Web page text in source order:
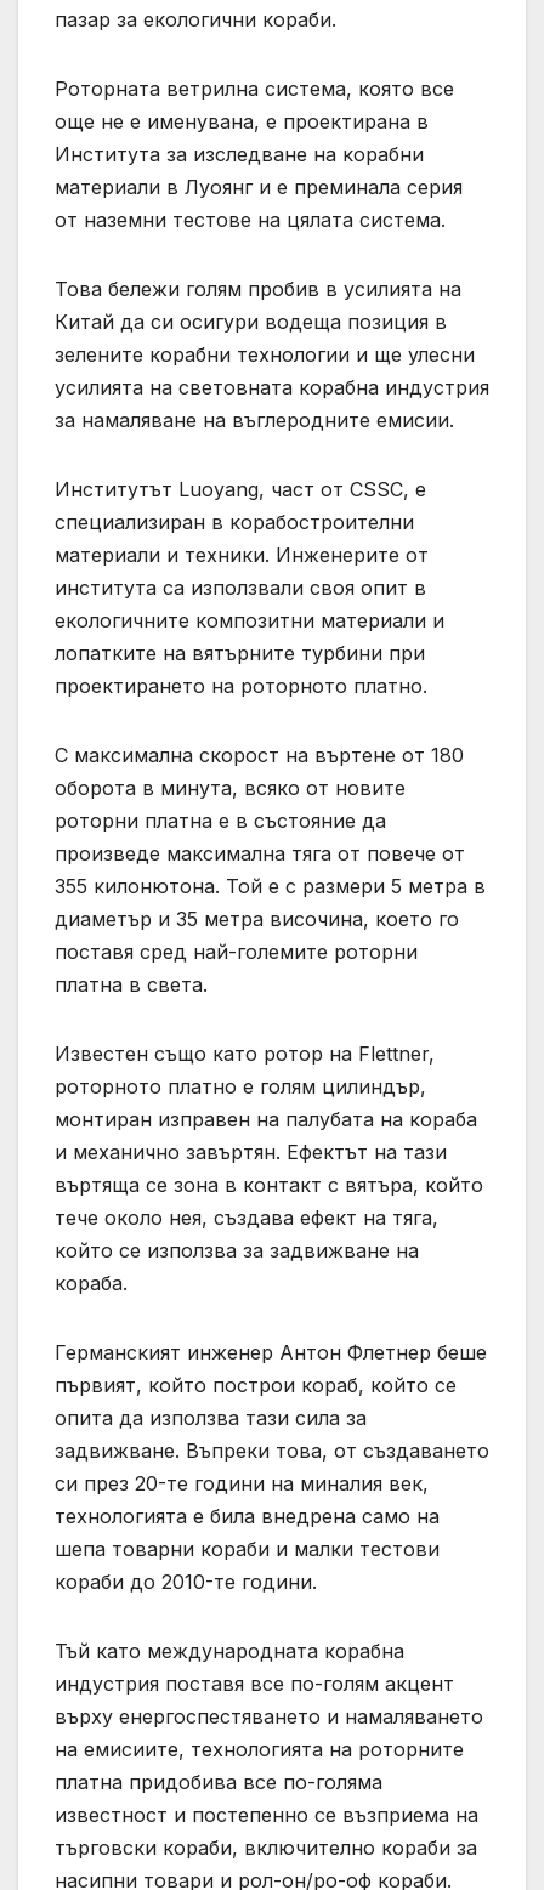
пазар за екологични кораби.
Роторната ветрилна система, която все
още не е именувана, е проектирана в
Института за изследване на корабни
материали в Луоянг и е преминала серия
от наземни тестове на цялата система.
Това бележи голям пробив в усилията на
Китай да си осигури водеща позиция в
зелените корабни технологии и ще улесни
усилията на световната корабна индустрия
за намаляване на въглеродните емисии.
Институтът Luoyang, част от CSSC, е
специализиран в корабостроителни
материали и техники. Инженерите от
института са използвали своя опит в
екологичните композитни материали и
лопатките на вятърните турбини при
проектирането на роторното платно.
С максимална скорост на въртене от 180
оборота в минута, всяко от новите
роторни платна е в състояние да
произведе максимална тяга от повече от
355 килонютона. Той е с размери 5 метра в
диаметър и 35 метра височина, което го
поставя сред най-големите роторни
платна в света.
Известен също като ротор на Flettner,
роторното платно е голям цилиндър,
монтиран изправен на палубата на кораба
и механично завъртян. Ефектът на тази
въртяща се зона в контакт с вятъра, който
тече около нея, създава ефект на тяга,
който се използва за задвижване на
кораба.
Германският инженер Антон Флетнер беше
първият, който построи кораб, който се
опита да използва тази сила за
задвижване. Въпреки това, от създаването
си през 20-те години на миналия век,
технологията е била внедрена само на
шепа товарни кораби и малки тестови
кораби до 2010-те години.
Тъй като международната корабна
индустрия поставя все по-голям акцент
върху енергоспестяването и намаляването
на емисиите, технологията на роторните
платна придобива все по-голяма
известност и постепенно се възприема на
търговски кораби, включително кораби за
насипни товари и рол-он/ро-оф кораби.